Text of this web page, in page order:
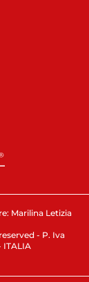
Marilina Letizia
- P. Iva
ITALIA